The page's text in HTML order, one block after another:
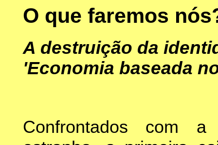
O que faremos
A destruição da
'Economia baseada
Confrontados com